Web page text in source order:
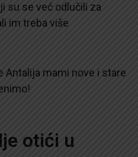
su se već odlučili za
im treba više
Antalija mami nove i stare
otići u